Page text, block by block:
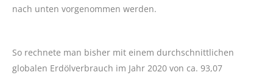
nach unten vorgenommen werden.
So rechnete man bisher mit einem durchschnittlichen
globalen Erdölverbrauch im Jahr 2020 von ca. 93,07